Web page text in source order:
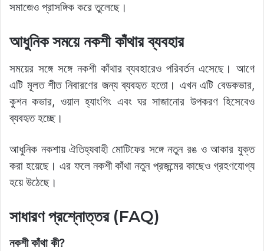
সমাজেও প্রাসঙ্গিক করে তুলেছে।
আধুনিক সময়ে নকশী কাঁথার ব্যবহার
সময়ের সঙ্গে সঙ্গে নকশী কাঁথার ব্যবহারেও পরিবর্তন এসেছে। আগে
এটি মূলত শীত নিবারণের জন্য ব্যবহৃত হতো। এখন এটি বেডকভার,
কুশন কভার, ওয়াল হ্যাংগিং এবং ঘর সাজানোর উপকরণ হিসেবেও
ব্যবহৃত হচ্ছে।
আধুনিক নকশায় ঐতিহ্যবাহী মোটিফের সঙ্গে নতুন রঙ ও আকার যুক্ত
করা হয়েছে। এর ফলে নকশী কাঁথা নতুন প্রজন্মের কাছেও গ্রহণযোগ্য
হয়ে উঠেছে।
সাধারণ প্রশ্নোত্তর (FAQ)
নকশী কাঁথা কী?